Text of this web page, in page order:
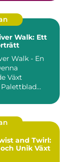
Walk: Ett
Walk - En
Växt
and Twirl:
Unik Växt